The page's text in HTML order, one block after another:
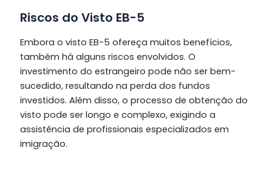
Riscos do Visto EB-5
Embora o visto EB-5 ofereça muitos benefícios,
também há alguns riscos envolvidos. O
investimento do estrangeiro pode não ser bem-
sucedido, resultando na perda dos fundos
investidos. Além disso, o processo de obtenção do
visto pode ser longo e complexo, exigindo a
assistência de profissionais especializados em
imigração.